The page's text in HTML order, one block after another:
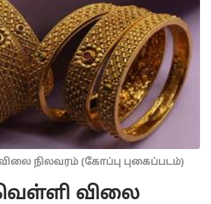
நிலவரம் (கோப்பு புகைப்படம்)
விலை